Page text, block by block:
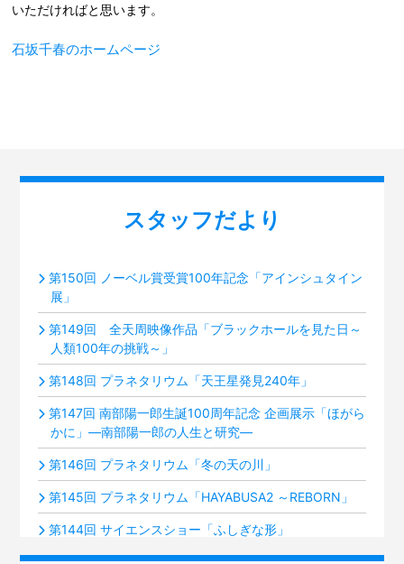
いただければと思います。
石坂千春のホームページ
スタッフだより
第150回 ノーベル賞受賞100年記念「アインシュタイン
展」
第149回 全天周映像作品「ブラックホールを見た日～
人類100年の挑戦～」
第148回 プラネタリウム「天王星発見240年」
第147回 南部陽一郎生誕100周年記念 企画展示「ほがら
かに」―南部陽一郎の人生と研究―
第146回 プラネタリウム「冬の天の川」
第145回 プラネタリウム「HAYABUSA2 ～REBORN」
第144回 サイエンスショー「ふしぎな形」